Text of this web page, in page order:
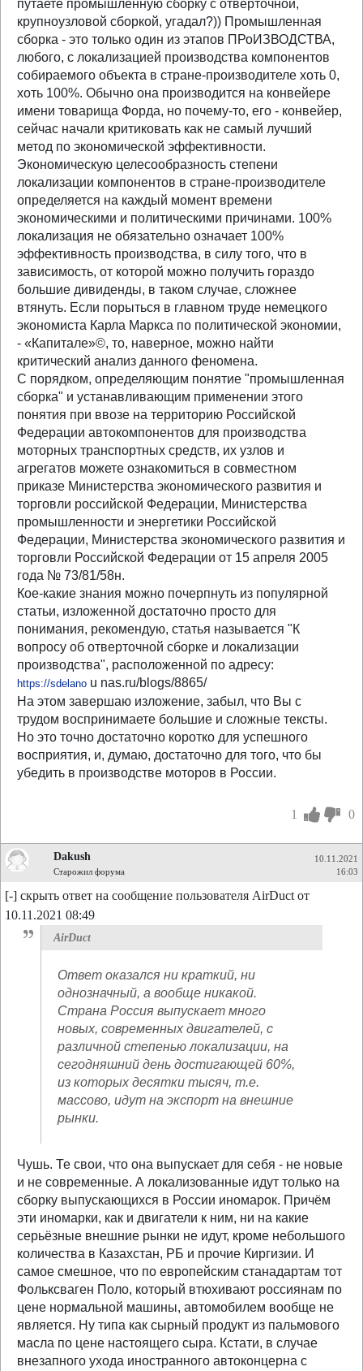
путаете промышленную сборку с отверточной,
крупноузловой сборкой, угадал?)) Промышленная
сборка - это только один из этапов ПРоИЗВОДСТВА,
любого, с локализацией производства компонентов
собираемого объекта в стране-производителе хоть 0,
хоть 100%. Обычно она производится на конвейере
имени товарища Форда, но почему-то, его - конвейер,
сейчас начали критиковать как не самый лучший
метод по экономической эффективности.
Экономическую целесообразность степени
локализации компонентов в стране-производителе
определяется на каждый момент времени
экономическими и политическими причинами. 100%
локализация не обязательно означает 100%
эффективность производства, в силу того, что в
зависимость, от которой можно получить гораздо
большие дивиденды, в таком случае, сложнее
втянуть. Если порыться в главном труде немецкого
экономиста Карла Маркса по политической экономии,
- «Капитале»©, то, наверное, можно найти
критический анализ данного феномена.
С порядком, определяющим понятие "промышленная
сборка" и устанавливающим применении этого
понятия при ввозе на территорию Российской
Федерации автокомпонентов для производства
моторных транспортных средств, их узлов и
агрегатов можете ознакомиться в совместном
приказе Министерства экономического развития и
торговли российской Федерации, Министерства
промышленности и энергетики Российской
Федерации, Министерства экономического развития и
торговли Российской Федерации от 15 апреля 2005
года № 73/81/58н.
Кое-какие знания можно почерпнуть из популярной
статьи, изложенной достаточно просто для
понимания, рекомендую, статья называется "К
вопросу об отверточной сборке и локализации
производства", расположенной по адресу:
https://sdelano u nas.ru/blogs/8865/
На этом завершаю изложение, забыл, что Вы с
трудом воспринимаете большие и сложные тексты.
Но это точно достаточно коротко для успешного
восприятия, и, думаю, достаточно для того, что бы
убедить в производстве моторов в России.
1 0
Dakush
Старожил форума
10.11.2021
16:03
[-] скрыть ответ на сообщение пользователя AirDuct от
10.11.2021 08:49
AirDuct
Ответ оказался ни краткий, ни
однозначный, а вообще никакой.
Страна Россия выпускает много
новых, современных двигателей, с
различной степенью локализации, на
сегодняшний день достигающей 60%,
из которых десятки тысяч, т.е.
массово, идут на экспорт на внешние
рынки.
Чушь. Те свои, что она выпускает для себя - не новые
и не современные. А локализованные идут только на
сборку выпускающихся в России иномарок. Причём
эти иномарки, как и двигатели к ним, ни на какие
серьёзные внешние рынки не идут, кроме небольшого
количества в Казахстан, РБ и прочие Киргизии. И
самое смешное, что по европейским станадартам тот
Фольксваген Поло, который втюхивают россиянам по
цене нормальной машины, автомобилем вообще не
является. Ну типа как сырный продукт из пальмового
масла по цене настоящего сыра. Кстати, в случае
внезапного ухода иностранного автоконцерна с